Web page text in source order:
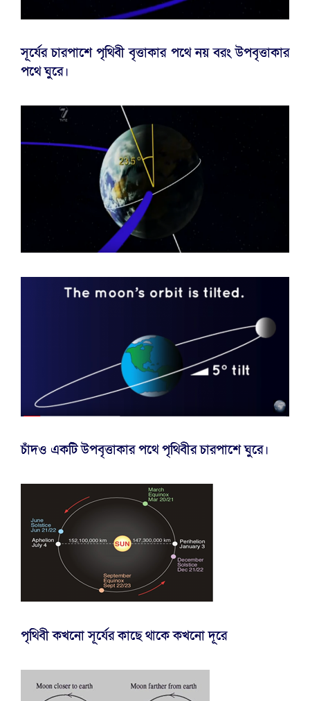
সূর্যের চারপাশে পৃথিবী বৃত্তাকার পথে নয় বরং উপবৃত্তাকার
পথে ঘুরে।
চাঁদও একটি উপবৃত্তাকার পথে পৃথিবীর চারপাশে ঘুরে।
পৃথিবী কখনো সূর্যের কাছে থাকে কখনো দূরে